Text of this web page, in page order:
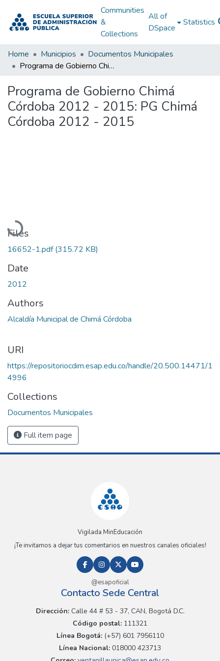
Communities
&
Collections
All of
DSpace
Statistics
Home Municipios
Documentos Municipales
Programa de Gobierno Chimá Córdoba 2012 - 2015: PG Chimá Córdoba 2012 - 2015
Programa de Gobierno Chimá
Córdoba 2012 - 2015: PG Chimá
Córdoba 2012 - 2015
Loading...
Files
16652-1.pdf(315.72 KB)
Date
2012
Authors
Alcaldía Municipal de Chimá Córdoba
URI
https://repositoriocdim.esap.edu.co/handle/20.500.14471/1
4996
Collections
Documentos Municipales
Full item page
Vigilada MinEducación
¡Te invitamos a dejar tus comentarios en nuestros canales oficiales!
@esapoficial
Contacto Sede Central
Dirección:Calle 44 # 53 - 37, CAN, Bogotá D.C.
Código postal: 111321
Línea Bogotá:(+57) 601 7956110
Línea Nacional: 018000 423713